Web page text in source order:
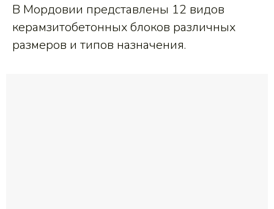
В Мордовии представлены 12 видов
керамзитобетонных блоков различных
размеров и типов назначения.